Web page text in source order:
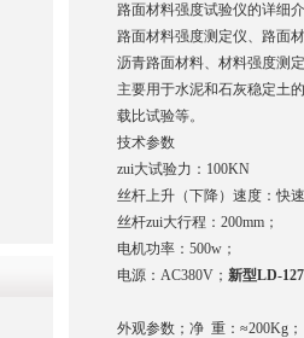
路面材料强度试验仪的详细
路面材料强度测定仪、路面
沥青路面材料、材料强度测
主要用于水泥和石灰稳定土
载比试验等。
技术参数
zui大试验力：100KN
丝杆上升（下降）速度：快
丝杆zui大行程：200mm；
电机功率：500w；
电源：AC380V； 新型LD-
外观参数；净 重：≈200Kg；